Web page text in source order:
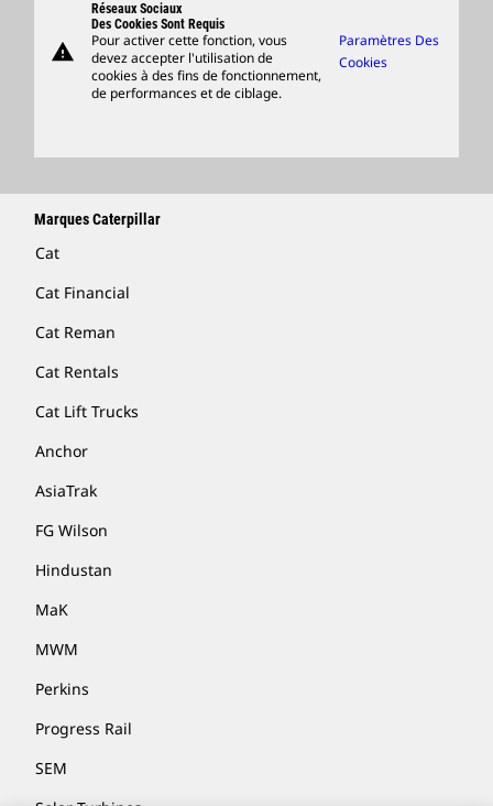
Support
Merchandise
Rechercher Un Concessionnaire
warning
Réseaux Sociaux
Des Cookies Sont Requis
Pour activer cette fonction, vous
devez accepter l'utilisation de
cookies à des fins de fonctionnement,
de performances et de ciblage.
Paramètres Des
Cookies
Marques Caterpillar
Cat
Cat Financial
Cat Reman
Cat Rentals
Cat Lift Trucks
Anchor
AsiaTrak
FG Wilson
Hindustan
MaK
MWM
Perkins
Progress Rail
SEM